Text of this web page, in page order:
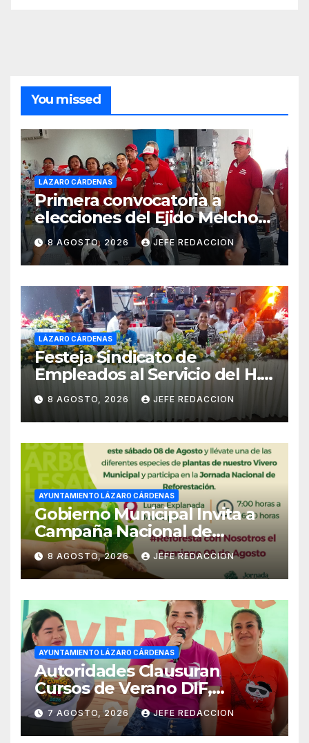
You missed
LÁZARO CÁRDENAS
Primera convocatoria a
elecciones del Ejido Melchor
Ocampo en Lázaro Cárdenas
el domingo
8 AGOSTO, 2026 JEFE REDACCION
LÁZARO CÁRDENAS
Festeja Sindicato de
Empleados al Servicio del H.
Ayuntamiento de LZC Día del
Empleado Municipal
8 AGOSTO, 2026 JEFE REDACCION
AYUNTAMIENTO LÁZARO CÁRDENAS
Gobierno Municipal Invita a
Campaña Nacional de
Reforestación
8 AGOSTO, 2026 JEFE REDACCION
AYUNTAMIENTO LÁZARO CÁRDENAS
Autoridades Clausuran
Cursos de Verano DIF,
Seguridad Pública y Casa de
Cultura 2026
7 AGOSTO, 2026 JEFE REDACCION